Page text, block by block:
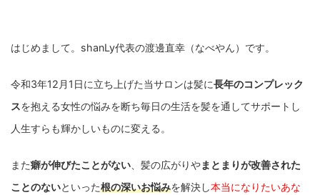
はじめまして。shanLy代表の渡邊直幸（なべやん）です。
令和3年12月1日に立ち上げた当サロンは髪に長年のコンプレック
スを抱える女性の悩みを断ち毎日の生活を髪を通してサポートし
人生すらも輝かしいものに変える。
また癖が伸びたことがない 、髪の広がりやまとまりが改善された
ことのないといった根の深いお悩みを解決し本当になりたいあな